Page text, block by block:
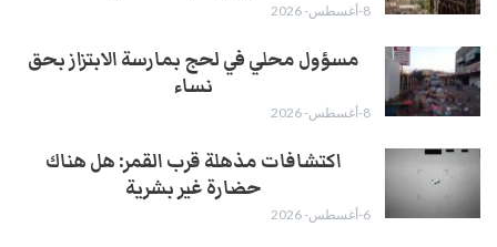
8-أغسطس- 2026
مسؤول محلي في لحج بمارسة الابتزاز بحق
نساء
8-أغسطس- 2026
اكتشافات مذهلة قرب القمر: هل هناك
حضارة غير بشرية
6-أغسطس- 2026